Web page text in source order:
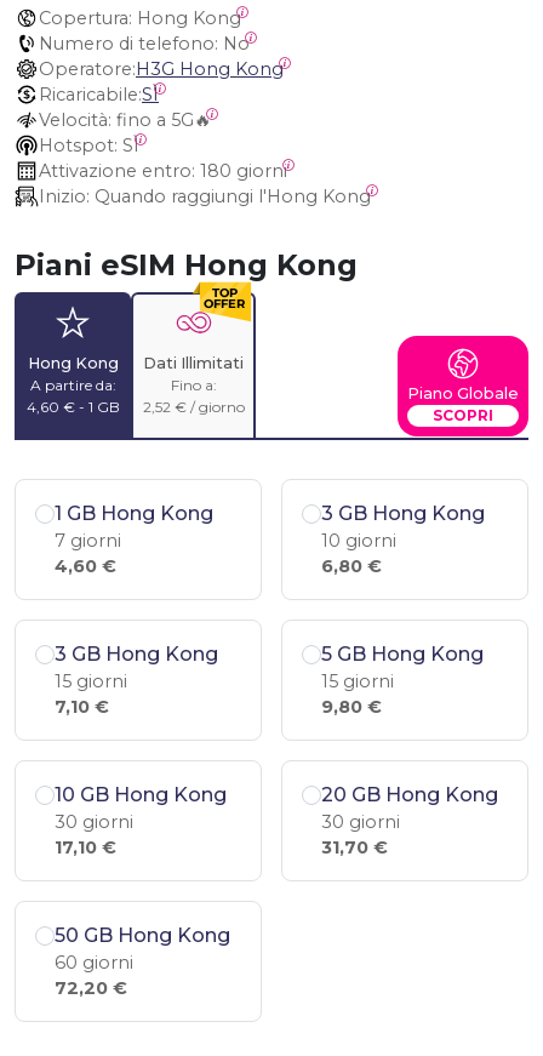
Copertura: Hong Kong
Numero di telefono: No
Operatore:H3G Hong Kong
Ricaricabile:SÌ
Velocità: fino a 5G🔥
Hotspot: SÌ
Attivazione entro: 180 giorni
Inizio: Quando raggiungi l'Hong Kong
Piani eSIM Hong Kong
Hong Kong
A partire da:
4,60 € - 1 GB
Dati Illimitati
Fino a:
2,52 € / giorno
Piano Globale
SCOPRI
1 GB Hong Kong
7 giorni
4,60 €
3 GB Hong Kong
10 giorni
6,80 €
3 GB Hong Kong
15 giorni
7,10 €
5 GB Hong Kong
15 giorni
9,80 €
10 GB Hong Kong
30 giorni
17,10 €
20 GB Hong Kong
30 giorni
31,70 €
50 GB Hong Kong
60 giorni
72,20 €